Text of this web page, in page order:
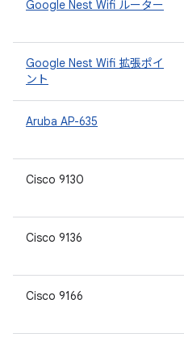
Google Nest Wifi ルーター
Google Nest Wifi 拡張ポイ
ント
Aruba AP-635
Cisco 9130
Cisco 9136
Cisco 9166